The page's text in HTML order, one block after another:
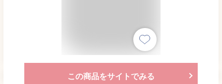
この商品をサイトでみる